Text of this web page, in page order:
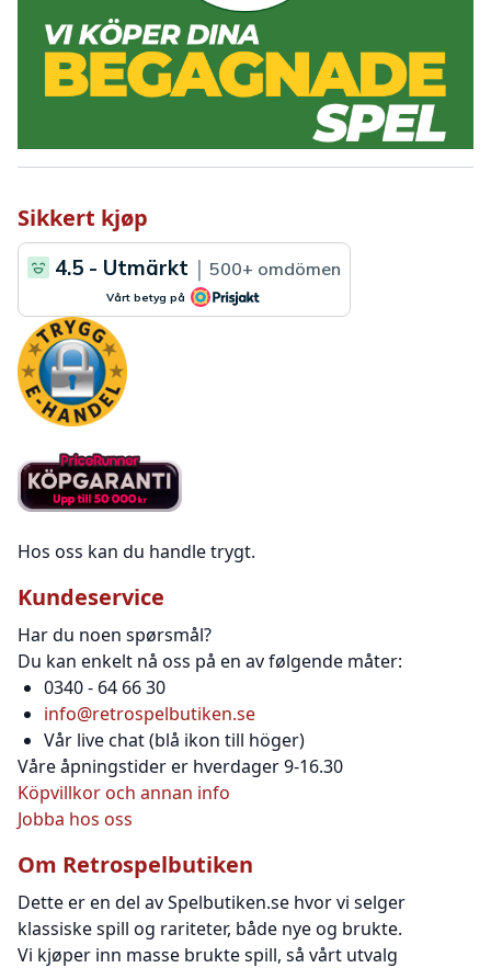
Sikkert kjøp
Hos oss kan du handle trygt.
Kundeservice
Har du noen spørsmål?
Du kan enkelt nå oss på en av følgende måter:
0340 - 64 66 30
info@retrospelbutiken.se
Vår live chat (blå ikon till höger)
Våre åpningstider er hverdager 9-16.30
Köpvillkor och annan info
Jobba hos oss
Om Retrospelbutiken
Dette er en del av Spelbutiken.se hvor vi selger
klassiske spill og rariteter, både nye og brukte.
Vi kjøper inn masse brukte spill, så vårt utvalg